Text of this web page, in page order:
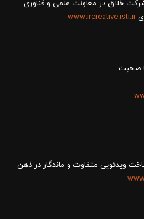
خلاق در معاونت علمی و فناوری
www.ircreative.isti.ir
صحبت
ویدئویی متفاوت و ماندگار در ذهن